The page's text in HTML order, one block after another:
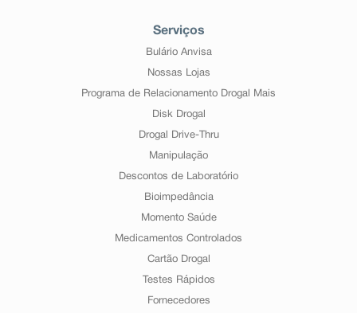
Serviços
Bulário Anvisa
Nossas Lojas
Programa de Relacionamento Drogal Mais
Disk Drogal
Drogal Drive-Thru
Manipulação
Descontos de Laboratório
Bioimpedância
Momento Saúde
Medicamentos Controlados
Cartão Drogal
Testes Rápidos
Fornecedores